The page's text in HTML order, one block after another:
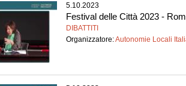
5.10.2023
Festival delle Città 2023 -
DIBATTITI
Organizzatore:Autonomie Locali